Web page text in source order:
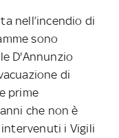
nell’incendio di
sono
D'Annunzio
di
prime
che non è
i Vigili